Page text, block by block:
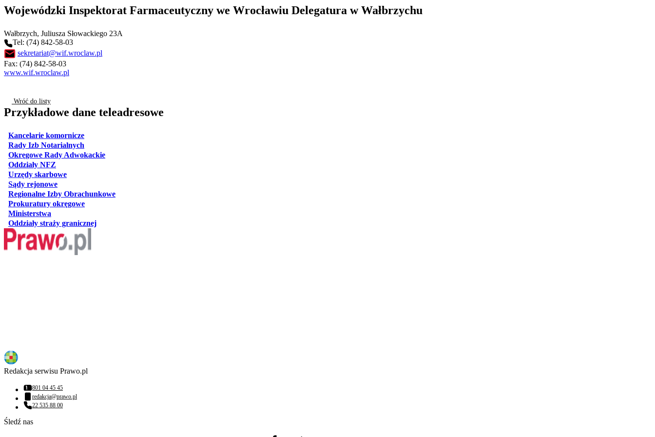
Wojewódzki Inspektorat Farmaceutyczny we Wrocławiu Delegatura w Wałbrzychu
Wałbrzych, Juliusza Słowackiego 23A
Tel: (74) 842-58-03
sekretariat@wif.wroclaw.pl
Fax: (74) 842-58-03
www.wif.wroclaw.pl
Wróć do listy
Przykładowe dane teleadresowe
Kancelarie komorniczeotwiera się w nowej karcie
Rady Izb Notarialnych
Okręgowe Rady Adwokackieotwiera się w nowej karcie
Oddziały NFZ
Urzędy skarboweotwiera się w nowej karcie
Sądy rejonoweotwiera się w nowej karcie
Regionalne Izby Obrachunkoweotwiera się w nowej karcie
Prokuratury okręgoweotwiera się w nowej karcie
Ministerstwa
Oddziały straży granicznejotwiera się w nowej karcie
Redakcja serwisu Prawo.pl
Numer telefonu:
801 04 45 45
Adres email:
redakcja@prawo.pl
Numer telefonu:
22 535 88 00
Śledź nas